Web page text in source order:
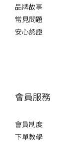
品牌故事
常見問題
安心認證
會員服務
會員制度
下單教學